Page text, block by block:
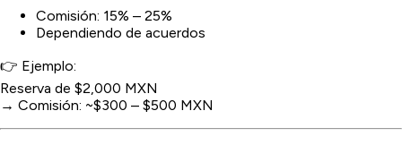
Comisión: 15% – 25%
Dependiendo de acuerdos
👉 Ejemplo:
Reserva de $2,000 MXN
→ Comisión: ~$300 – $500 MXN